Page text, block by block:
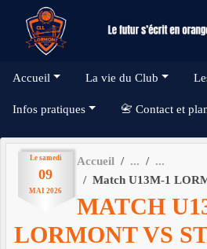
Accueil La vie du Club
Infos pratiques 📇 Contact et
Le samedi
09
MAI 2026
Accueil
Match U13M-1
MATCH
LORMONT VS
Panneau de gestion des cookies